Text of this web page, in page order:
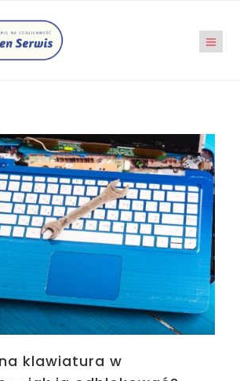
klawiatura w